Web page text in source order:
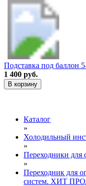
Подставка под баллон
1 400 руб.
В корзину
Каталог
»
Холодильный
»
Переходники для
»
Переходник для
систем. ХИТ